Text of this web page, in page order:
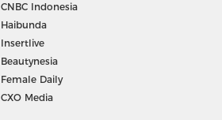
CNBC Indonesia
Haibunda
Insertlive
Beautynesia
Female Daily
CXO Media